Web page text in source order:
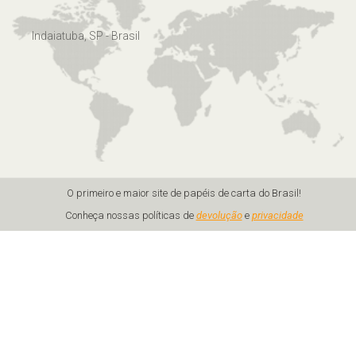
Indaiatuba, SP - Brasil
O primeiro e maior site de papéis de carta do Brasil!
Conheça nossas políticas de devoluçãoe privacidade